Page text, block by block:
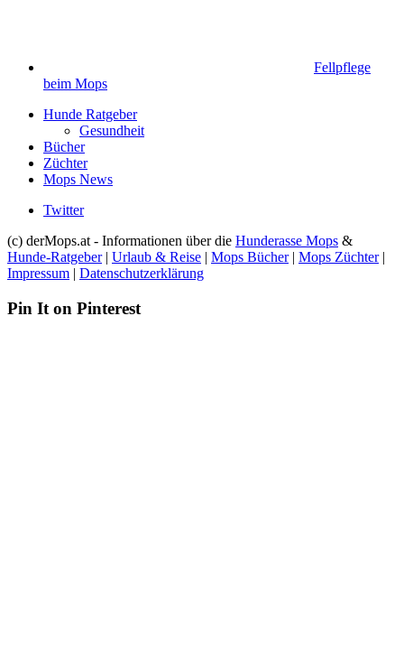
Fellpflege
beim Mops
Hunde Ratgeber
Gesundheit
Bücher
Züchter
Mops News
Twitter
(c) derMops.at - Informationen über die Hunderasse Mops &
Hunde-Ratgeber| Urlaub & Reise | Mops Bücher| Mops Züchter|
Impressum | Datenschutzerklärung
Pin It on Pinterest